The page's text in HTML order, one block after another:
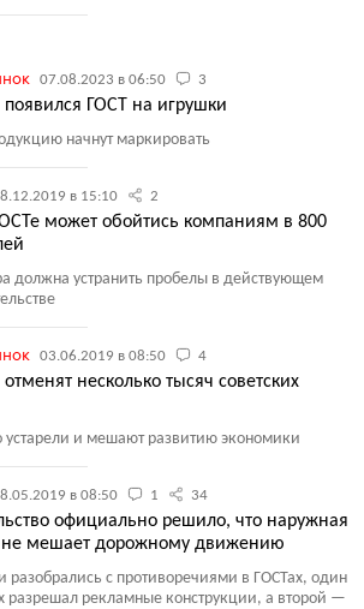
07.08.2023 в 06:50 3
появился ГОСТ на игрушки
начнут маркировать
в 15:10 2
может обойтись компаниям в 800
должна устранить пробелы в действующем
03.06.2019 в 08:50 4
несколько тысяч советских
устарели и мешают развитию экономики
в 08:50 1 34
официально решило, что наружная
не мешает дорожному движению
разобрались с противоречиями в ГОСТах, один
разрешал рекламные конструкции, а второй —